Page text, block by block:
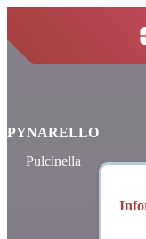
PYNARELLO
Pulcinella